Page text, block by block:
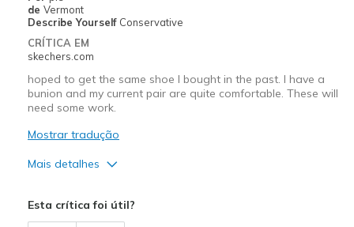
View On Shoes
I'm Into Shoes
de Vermont
Describe Yourself Conservative
CRÍTICA EM
skechers.com
hoped to get the same shoe I bought in the past. I have a
bunion and my current pair are quite comfortable. These will
need some work.
Mostrar tradução
Mais detalhes
Esta crítica foi útil?